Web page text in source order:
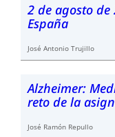
2 de agosto de
España
José Antonio Trujillo
Alzheimer:
reto de la
José Ramón Repullo